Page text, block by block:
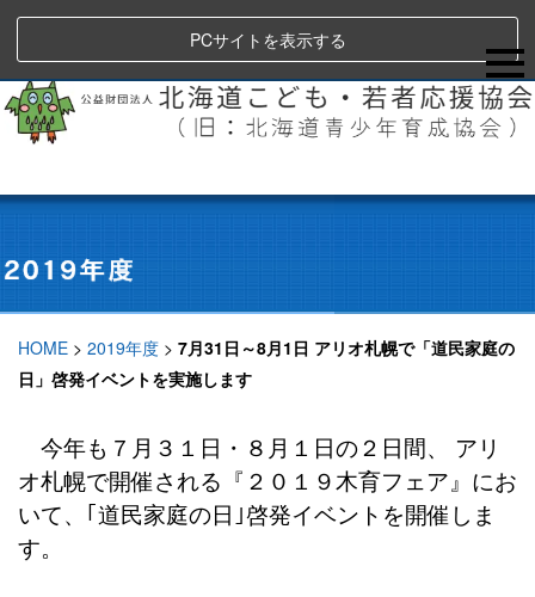
PCサイトを表示する
HOME > 2019年度 > 7月31日～8月1日 アリオ札幌で「道民家庭の
日」啓発イベントを実施します
今年も７月３１日・８月１日の２日間、 アリ
オ札幌で開催される『２０１９木育フェア』にお
いて、｢道民家庭の日｣啓発イベントを開催しま
す。